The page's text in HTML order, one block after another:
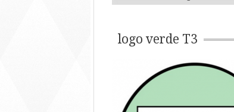
logo verde T3